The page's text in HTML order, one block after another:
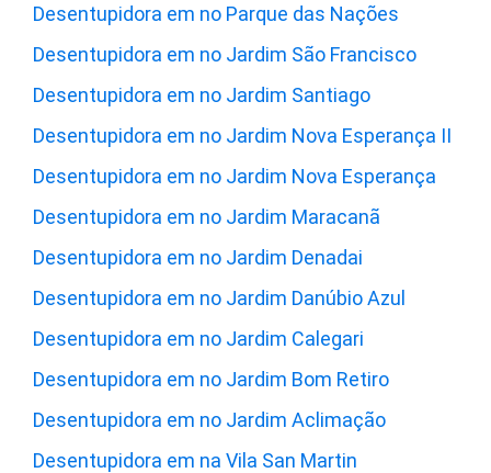
Desentupidora em no Parque das Nações
Desentupidora em no Jardim São Francisco
Desentupidora em no Jardim Santiago
Desentupidora em no Jardim Nova Esperança II
Desentupidora em no Jardim Nova Esperança
Desentupidora em no Jardim Maracanã
Desentupidora em no Jardim Denadai
Desentupidora em no Jardim Danúbio Azul
Desentupidora em no Jardim Calegari
Desentupidora em no Jardim Bom Retiro
Desentupidora em no Jardim Aclimação
Desentupidora em na Vila San Martin